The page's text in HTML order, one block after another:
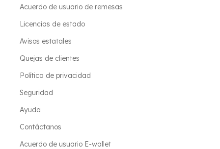
Acuerdo de usuario de remesas
Licencias de estado
Avisos estatales
Quejas de clientes
Política de privacidad
Seguridad
Ayuda
Contáctanos
Acuerdo de usuario E-wallet